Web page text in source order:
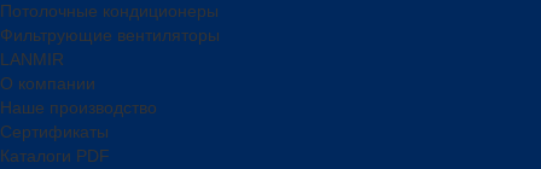
Потолочные кондиционеры
Фильтрующие вентиляторы
LANMIR
О компании
Наше производство
Сертификаты
Каталоги PDF